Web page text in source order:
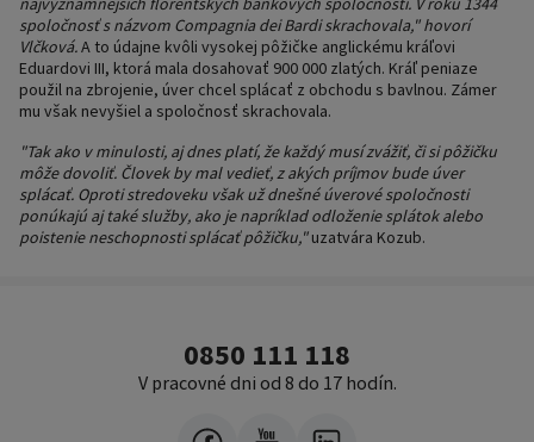
spoločnosť s názvom Compagnia dei Bardi skrachovala," hovorí
Vlčková.A to údajne kvôli vysokej pôžičke anglickému kráľovi
Eduardovi III, ktorá mala dosahovať 900 000 zlatých. Kráľ peniaze
použil na zbrojenie, úver chcel splácať z obchodu s bavlnou. Zámer
mu však nevyšiel a spoločnosť skrachovala.
"Tak ako v minulosti, aj dnes platí, že každý musí zvážiť, či si pôžičku
môže dovoliť. Človek by mal vedieť, z akých príjmov bude úver
splácať. Oproti stredoveku však už dnešné úverové spoločnosti
ponúkajú aj také služby, ako je napríklad odloženie splátok alebo
poistenie neschopnosti splácať pôžičku,"uzatvára Kozub.
0850 111 118
V pracovné dni od 8 do 17 hodín.